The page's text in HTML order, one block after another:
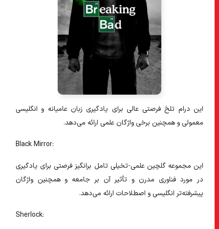
این درام تلخ فرصتی عالی برای یادگیری زبان عامیانه و انگلیسی
معمولی و همچنین برخی واژگان علمی ارائه می‌دهد.
Black Mirror:
این مجموعه گلچین علمی-تخیلی تامل برانگیز فرصتی برای یادگیری
در مورد فناوری مدرن و تأثیر آن بر جامعه و همچنین واژگان
پیشرفته‌تر انگلیسی و اصطلاحات ارائه می‌دهد.
Sherlock: